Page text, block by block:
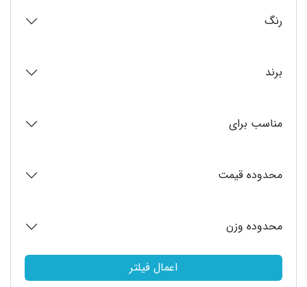
رنگ
برند
مناسب برای
محدوده قیمت
محدوده وزن
اعمال فیلتر